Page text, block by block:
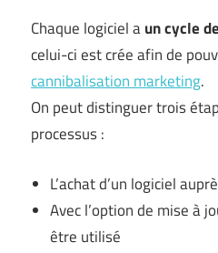
Chaque logiciel aun cycle
celui-ci est crée afin de
cannibalisation marketing.
On peut distinguer trois
processus :
L’achat d’un logiciel
Avec l’option de mise à
être utilisé